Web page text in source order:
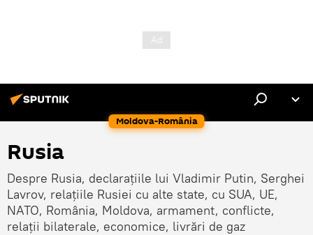
Moldova-România
Rusia
Despre Rusia, declarațiile lui Vladimir Putin, Serghei
Lavrov, relațiile Rusiei cu alte state, cu SUA, UE,
NATO, România, Moldova, armament, conflicte,
relații bilaterale, economice, livrări de gaz